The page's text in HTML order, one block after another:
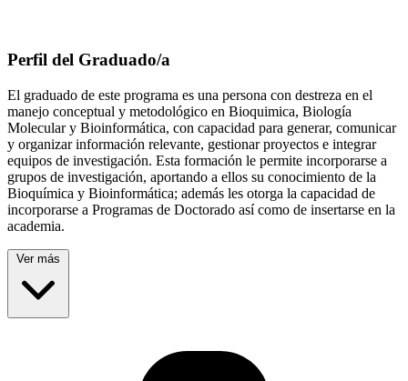
Perfil del Graduado/a
El graduado de este programa es una persona con destreza en el
manejo conceptual y metodológico en Bioquimica, Biología
Molecular y Bioinformática, con capacidad para generar, comunicar
y organizar información relevante, gestionar proyectos e integrar
equipos de investigación. Esta formación le permite incorporarse a
grupos de investigación, aportando a ellos su conocimiento de la
Bioquímica y Bioinformática; además les otorga la capacidad de
incorporarse a Programas de Doctorado así como de insertarse en la
academia.
Ver más